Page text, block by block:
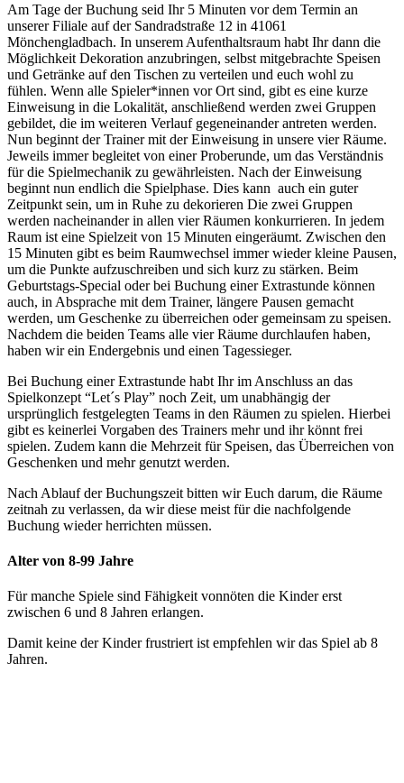
Am Tage der Buchung seid Ihr 5 Minuten vor dem Termin an
unserer Filiale auf der Sandradstraße 12 in 41061
Mönchengladbach. In unserem Aufenthaltsraum habt Ihr dann die
Möglichkeit Dekoration anzubringen, selbst mitgebrachte Speisen
und Getränke auf den Tischen zu verteilen und euch wohl zu
fühlen. Wenn alle Spieler*innen vor Ort sind, gibt es eine kurze
Einweisung in die Lokalität, anschließend werden zwei Gruppen
gebildet, die im weiteren Verlauf gegeneinander antreten werden.
Nun beginnt der Trainer mit der Einweisung in unsere vier Räume.
Jeweils immer begleitet von einer Proberunde, um das Verständnis
für die Spielmechanik zu gewährleisten. Nach der Einweisung
beginnt nun endlich die Spielphase. Dies kann auch ein guter
Zeitpunkt sein, um in Ruhe zu dekorieren Die zwei Gruppen
werden nacheinander in allen vier Räumen konkurrieren. In jedem
Raum ist eine Spielzeit von 15 Minuten eingeräumt. Zwischen den
15 Minuten gibt es beim Raumwechsel immer wieder kleine Pausen,
um die Punkte aufzuschreiben und sich kurz zu stärken. Beim
Geburtstags-Special oder bei Buchung einer Extrastunde können
auch, in Absprache mit dem Trainer, längere Pausen gemacht
werden, um Geschenke zu überreichen oder gemeinsam zu speisen.
Nachdem die beiden Teams alle vier Räume durchlaufen haben,
haben wir ein Endergebnis und einen Tagessieger.
Bei Buchung einer Extrastunde habt Ihr im Anschluss an das
Spielkonzept “Let´s Play” noch Zeit, um unabhängig der
ursprünglich festgelegten Teams in den Räumen zu spielen. Hierbei
gibt es keinerlei Vorgaben des Trainers mehr und ihr könnt frei
spielen. Zudem kann die Mehrzeit für Speisen, das Überreichen von
Geschenken und mehr genutzt werden.
Nach Ablauf der Buchungszeit bitten wir Euch darum, die Räume
zeitnah zu verlassen, da wir diese meist für die nachfolgende
Buchung wieder herrichten müssen.
Alter von 8-99 Jahre
Für manche Spiele sind Fähigkeit vonnöten die Kinder erst
zwischen 6 und 8 Jahren erlangen.
Damit keine der Kinder frustriert ist empfehlen wir das Spiel ab 8
Jahren.